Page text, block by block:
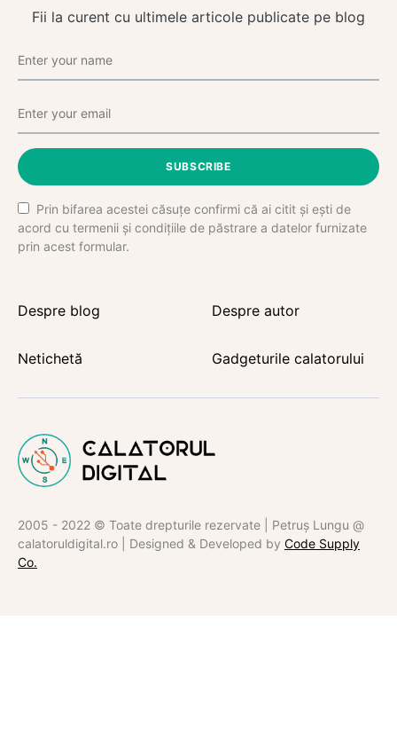
Fii la curent cu ultimele articole publicate pe blog
SUBSCRIBE
Prin bifarea acestei căsuțe confirmi că ai citit și ești de
acord cu termenii și condițiile de păstrare a datelor furnizate
prin acest formular.
Despre blog Despre autor
Netichetă Gadgeturile calatorului
2005 - 2022 © Toate drepturile rezervate | Petruș Lungu @
calatoruldigital.ro | Designed & Developed by Code Supply
Co.